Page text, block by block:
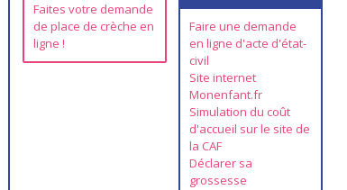
Faites votre demande
de place de crèche en
ligne !
Faire une demande
en ligne d'acte d'état-
civil
Site internet
Monenfant.fr
Simulation du coût
d'accueil sur le site de
la CAF
Déclarer sa
grossesse